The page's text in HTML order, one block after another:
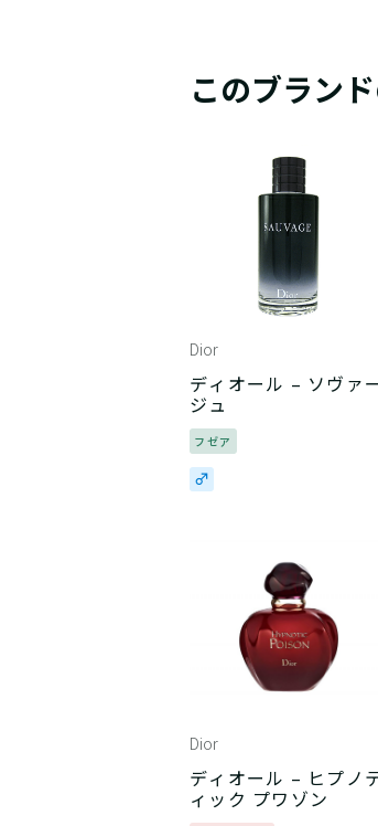
このブラン
Dior
ディオール – ソヴァ
ジュ
フゼア
Dior
ディオール – ヒプノ
ィック プワゾン